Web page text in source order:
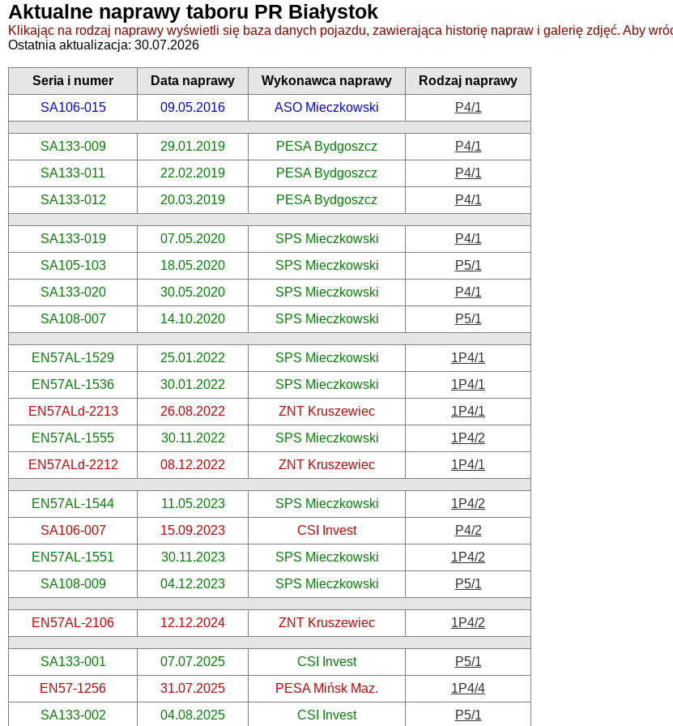
Aktualne naprawy taboru PR Białystok
Klikając na rodzaj naprawy wyświetli się baza danych pojazdu, zawierająca historię napraw i galerię zdjęć. Aby
Ostatnia aktualizacja: 30.07.2026
Seria i numer Data naprawy Wykonawca naprawy
Rodzaj naprawy
SA106-015
09.05.2016 ASO Mieczkowski P4/1
SA133-009 29.01.2019 PESA Bydgoszcz
P4/1
SA133-011
22.02.2019 PESA Bydgoszcz
P4/1
SA133-012
20.03.2019 PESA Bydgoszcz P4/1
SA133-019 07.05.2020 SPS Mieczkowski
P4/1
SA105-103
18.05.2020 SPS Mieczkowski
P5/1
SA133-020
30.05.2020 SPS Mieczkowski
P4/1
SA108-007
14.10.2020 SPS Mieczkowski P5/1
EN57AL-1529 25.01.2022 SPS Mieczkowski
1P4/1
EN57AL-1536
30.01.2022 SPS Mieczkowski
1P4/1
EN57ALd-2213
26.08.2022 ZNT Kruszewiec
1P4/1
EN57AL-1555
30.11.2022 SPS Mieczkowski
1P4/2
EN57ALd-2212
08.12.2022 ZNT Kruszewiec 1P4/1
EN57AL-1544 11.05.2023 SPS Mieczkowski
1P4/2
SA106-007
15.09.2023 CSI Invest
P4/2
EN57AL-1551
30.11.2023 SPS Mieczkowski
1P4/2
SA108-009
04.12.2023 SPS Mieczkowski P5/1
EN57AL-2106 12.12.2024 ZNT Kruszewiec 1P4/2
SA133-001 07.07.2025 CSI Invest
P5/1
EN57-1256
31.07.2025 PESA Mińsk Maz.
1P4/4
SA133-002
04.08.2025 CSI Invest P5/1